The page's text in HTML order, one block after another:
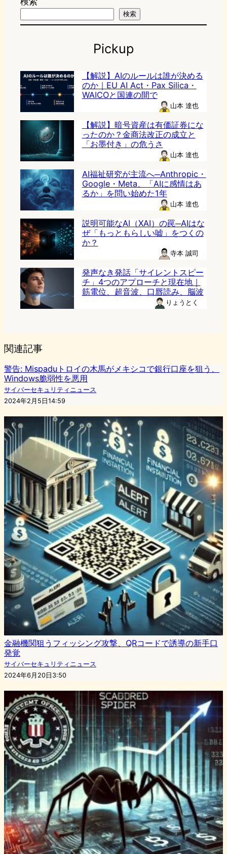
検索
Pickup
【解説】AIのルールは誰が決める
のか｜EU AI Act・Pax Silica・
WAICOと国連の間で
山本 達也
【解説】暗号資産は有価証券にな
ったのか？金商法改正の成立と
「お墨付き」の危うさ
山本 達也
AI福祉研究が主流へ─Anthropic・
Google・Meta、「AIに感情はあ
るか」を問い始めた1年
山本 達也
説明可能なAI（XAI）の罠─AIはな
ぜ「もっともらしい嘘」をつくの
か？
寺本 誠司
発声なき発話「サイレントスピー
チ」4つのアプローチと現在地｜
筋電位、超音波、口唇読み、脳波
りょうとく
関連記事
警告: Mispaduトロイの木馬がメキシコで銀行口座を狙う、
Windows脆弱性を悪用
サイバーセキュリティニュース
2024年2月5日14:59
金融機関狙うフィッシング攻撃、QRコードで誘導の新手口
発覚
サイバーセキュリティニュース
2024年6月20日3:50